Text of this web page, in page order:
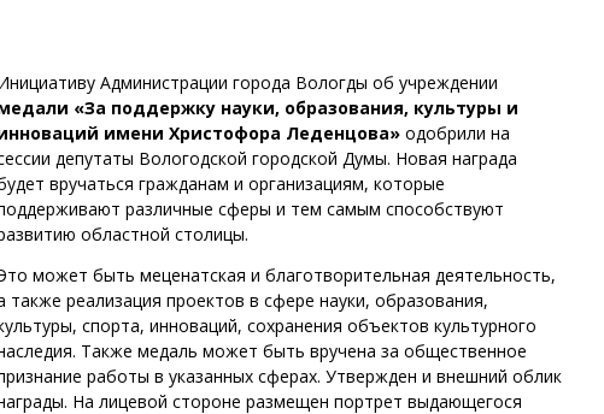
Администрации города Вологды об учреждении
«За поддержку науки, образования, культуры и
имени Христофора Леденцова» одобрили на
депутаты Вологодской городской Думы. Новая награда
вручаться гражданам и организациям, которые
различные сферы и тем самым способствуют
областной столицы.
может быть меценатская и благотворительная деятельность,
также реализация проектов в сфере науки, образования,
спорта, инноваций, сохранения объектов культурного
Также медаль может быть вручена за общественное
работы в указанных сферах. Утвержден и внешний облик
На лицевой стороне размещен портрет выдающегося